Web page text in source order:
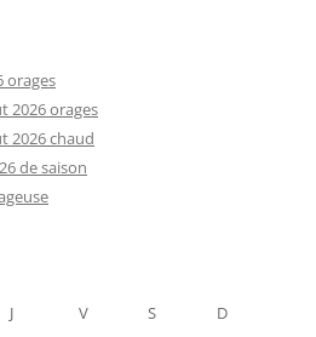
orages
2026 orages
2026 chaud
de saison
J V S
D